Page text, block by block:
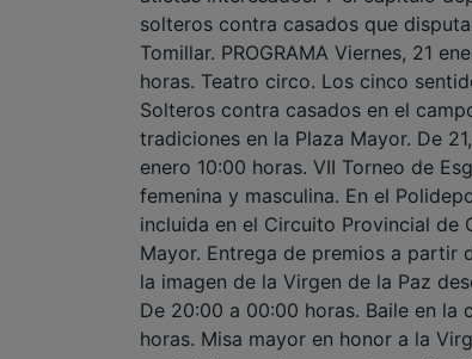
solteros contra casados que
Tomillar. PROGRAMA Viernes, 21
horas. Teatro circo. Los cinco
Solteros contra casados en el
tradiciones en la Plaza Mayor. De
enero 10:00 horas. VII Torneo de
femenina y masculina. En el
incluida en el Circuito Provincial de
Mayor. Entrega de premios a partir
la imagen de la Virgen de la Paz
De 20:00 a 00:00 horas. Baile en la
horas. Misa mayor en honor a la